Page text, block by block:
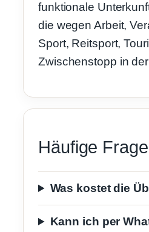
funktionale
die wegen Arbeit,
Sport, Reitsport,
Zwischenstopp in
Häufige
Was kostet die
Kann ich per